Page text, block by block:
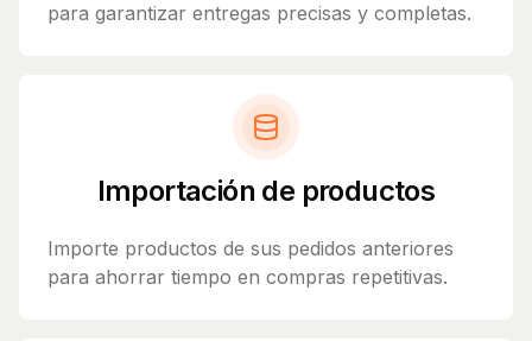
para garantizar entregas precisas y completas.
Importación de productos
Importe productos de sus pedidos anteriores
para ahorrar tiempo en compras repetitivas.